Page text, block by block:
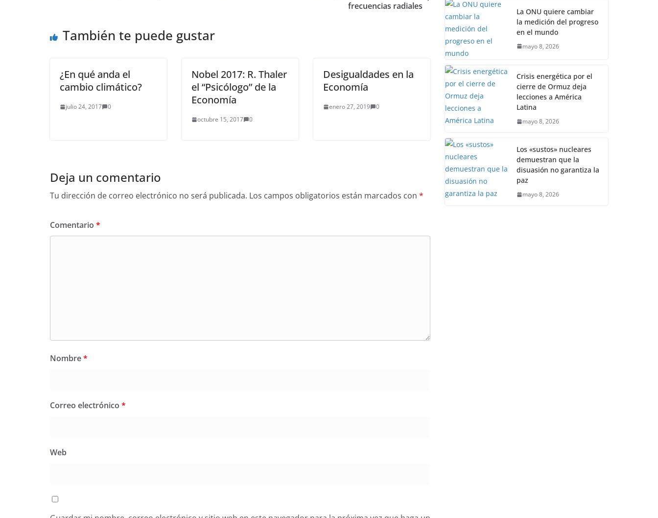
frecuencias radiales
También te puede gustar
¿En qué anda el
cambio climático?
julio 24, 2017 0
Nobel 2017: R. Thaler
el “Psicólogo” de la
Economía
octubre 15, 2017 0
Desigualdades en la
Economía
enero 27, 2019 0
Deja un comentario
Tu dirección de correo electrónico no será publicada. Los campos obligatorios están marcados con *
Comentario *
Nombre*
Correo electrónico *
Web
La ONU quiere cambiar
la medición del progreso
en el mundo
mayo 8, 2026
Crisis energética por el
cierre de Ormuz deja
lecciones a América
Latina
mayo 8, 2026
Los «sustos» nucleares
demuestran que la
disuasión no garantiza la
paz
mayo 8, 2026